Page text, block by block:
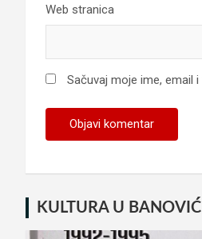
Web stranica
Sačuvaj moje ime, email
KULTURA U